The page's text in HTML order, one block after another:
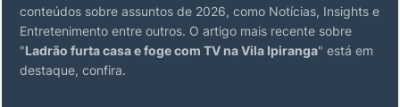
conteúdos sobre assuntos de 2026, como Notícias, Insights e
Entretenimento entre outros. O artigo mais recente sobre
"Ladrão furta casa e foge com TV na Vila Ipiranga" está em
destaque, confira.